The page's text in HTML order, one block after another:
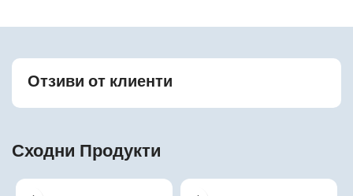
Отзиви от клиенти
Сходни Продукти